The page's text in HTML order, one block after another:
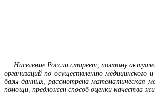
Население России стареет, поэтому
организаций по осуществлению медицинского
базы данных, рассмотрена математическая
помощи, предложен способ оценки качества